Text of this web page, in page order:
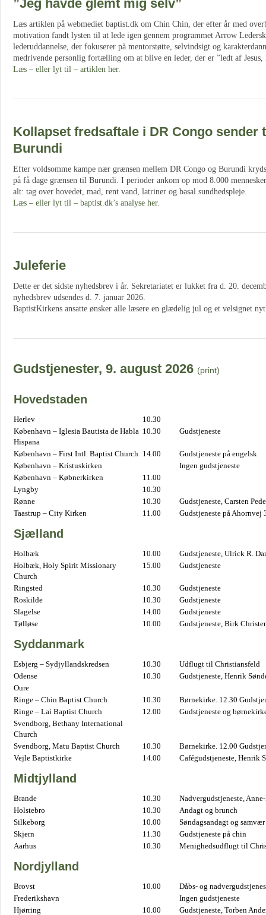
”Jeg havde glemt mig selv”
Læs artiklen på webmediet baptist.dk om Chin Chin, der efter år med
motivation fandt lysten til at lede igen gennem programmet Arrow
lederuddannelse, der fokuserer på mentorstøtte, selvindsigt og
medrivende personlig fortælling om at blive en leder, der er ”ledt af Jesus,
Læs – eller lyt til – artiklen her.
Kollapset fredsaftale i DR Congo sender
Burundi
Efter voldsomme kampe nær grænsen mellem DR Congo og Burundi
på få dage grænsen til Burundi. I perioder ankom op mod 8.000
alt: tag over hovedet, mad, rent vand, latriner og basal sundhedspleje.
Læs – eller lyt til – baptist.dk’s analyse her.
Juleferie
Dette er det sidste nyhedsbrev i år. Sekretariatet er lukket fra d. 20.
nyhedsbrev udsendes d. 7. januar 2026.
BaptistKirkens ansatte ønsker alle læsere en glædelig jul og et velsignet
Gudstjenester, 9. august 2026 (print)
Hovedstaden
Herlev
10.30
København – Iglesia Bautista de Habla
Hispana
10.30 Gudstjeneste
København – First Intl. Baptist Church 14.00
Gudstjeneste på engelsk
København – Kristuskirken
Ingen gudstjeneste
København – Købnerkirken
11.00
Lyngby
10.30
Rønne
10.30
Gudstjeneste, Carsten
Taastrup – City Kirken
11.00 Gudstjeneste på Ahornvej
Sjælland
Holbæk 10.00
Gudstjeneste, Ulrick R.
Holbæk, Holy Spirit Missionary
Church
15.00 Gudstjeneste
Ringsted 10.30
Gudstjeneste
Roskilde
10.30
Gudstjeneste
Slagelse
14.00
Gudstjeneste
Tølløse
10.00 Gudstjeneste, Birk
Syddanmark
Esbjerg – Sydjyllandskredsen 10.30
Udflugt til Christiansfeld
Odense
10.30
Gudstjeneste, Henrik
Oure
Ringe – Chin Baptist Church
10.30
Børnekirke. 12.30
Ringe – Lai Baptist Church
12.00
Gudstjeneste og
Svendborg, Bethany International
Church
Svendborg, Matu Baptist Church
10.30
Børnekirke. 12.00
Vejle Baptistkirke
14.00 Cafégudstjeneste, Henrik
Midtjylland
Brande 10.30
Nadvergudstjeneste,
Holstebro
10.30
Andagt og brunch
Silkeborg
10.00
Søndagsandagt og samvær
Skjern
11.30
Gudstjeneste på chin
Aarhus
10.30 Menighedsudflugt til
Nordjylland
Brovst 10.00
Dåbs- og
Frederikshavn
Ingen gudstjeneste
Hjørring
10.00
Gudstjeneste, Torben